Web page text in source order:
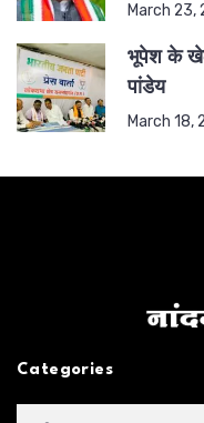
March 23,
भूपेश के
पांडेय
March 18,
Categories